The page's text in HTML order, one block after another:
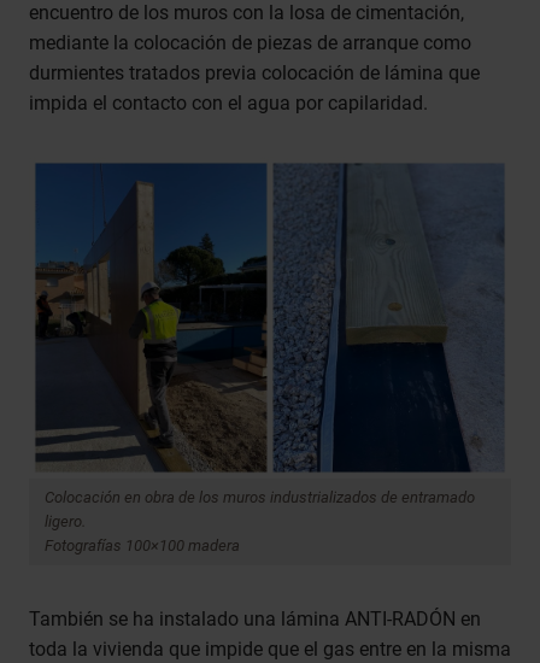
encuentro de los muros con la losa de cimentación,
mediante la colocación de piezas de arranque como
durmientes tratados previa colocación de lámina que
impida el contacto con el agua por capilaridad.
Colocación en obra de los muros industrializados de entramado
ligero.
Fotografías 100×100 madera
También se ha instalado una lámina ANTI-RADÓN en
toda la vivienda que impide que el gas entre en la misma